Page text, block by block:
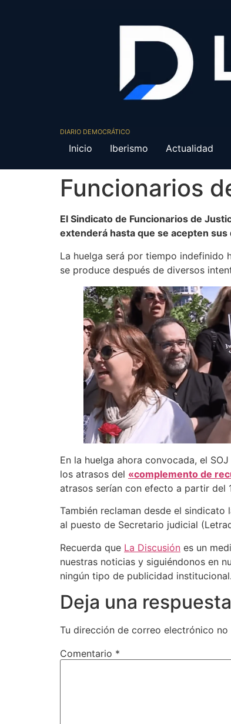
DIARIO DEMOCRÁTICO
Inicio Iberismo Actualidad
Funcionarios
El Sindicato de Funcionarios de
extenderá hasta que se acepten
La huelga será por tiempo indefinido
se produce después de diversos
En la huelga ahora convocada, el
los atrasos del «complemento de
atrasos serían con efecto a partir del
También reclaman desde el
al puesto de Secretario judicial
Recuerda que La Discusión es un
nuestras noticias y siguiéndonos en
ningún tipo de publicidad
Deja una respuesta
Tu dirección de correo electrónico no
Comentario *